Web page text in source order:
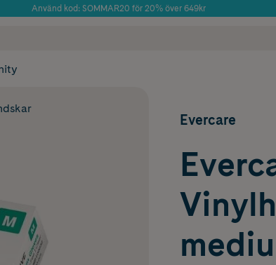
Använd kod: SOMMAR20 för 20% över 649kr
Evercare